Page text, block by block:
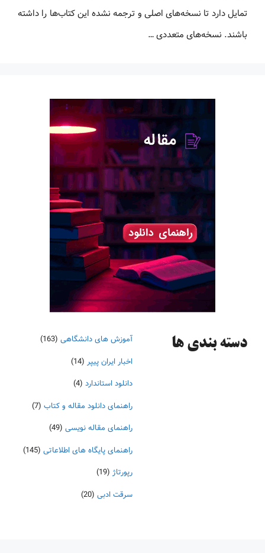
تمایل دارد تا نسخه‌های اصلی و ترجمه نشده این کتاب‌ها را داشته
باشند. نسخه‌های متعددی …
دسته‌ بندی ها آموزش های دانشگاهی (163)
اخبار ایران پیپر (14)
دانلود استاندارد (4)
راهنمای دانلود مقاله و کتاب (7)
راهنمای مقاله نویسی (49)
راهنمای پایگاه های اطلاعاتی (145)
رپورتاژ (19)
سرقت ادبی (20)